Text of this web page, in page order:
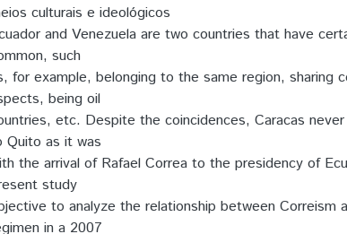
culturais e ideológicos
and Venezuela are two countries that have
such
for example, belonging to the same region, sharing
being oil
etc. Despite the coincidences, Caracas
Quito as it was
the arrival of Rafael Correa to the presidency of
study
to analyze the relationship between Correism
in a 2007